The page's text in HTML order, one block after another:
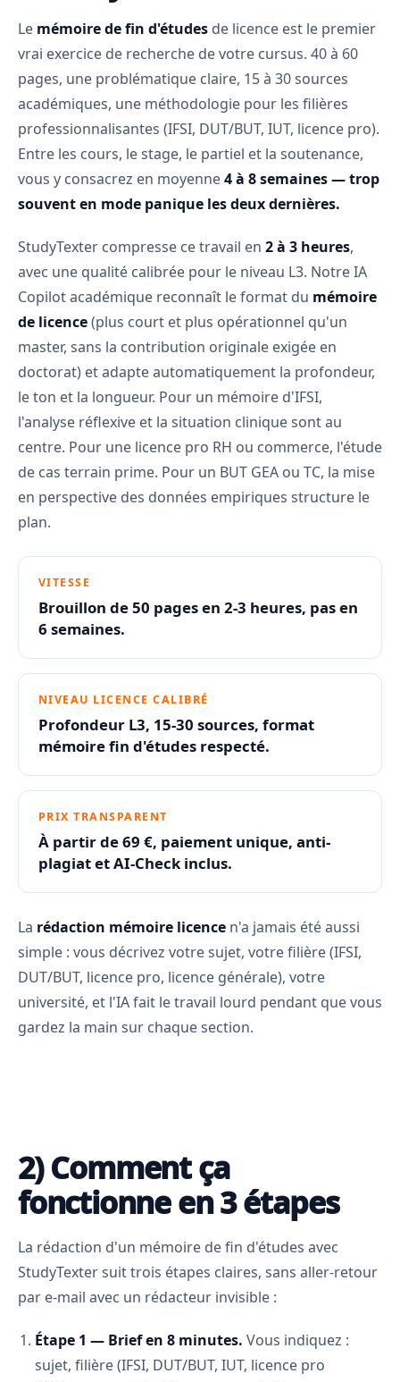
Le mémoire de fin d'études de licence est le premier
vrai exercice de recherche de votre cursus. 40 à 60
pages, une problématique claire, 15 à 30 sources
académiques, une méthodologie pour les filières
professionnalisantes (IFSI, DUT/BUT, IUT, licence pro).
Entre les cours, le stage, le partiel et la soutenance,
vous y consacrez en moyenne4 à 8 semaines — trop
souvent en mode panique les deux dernières.
StudyTexter compresse ce travail en 2 à 3 heures,
avec une qualité calibrée pour le niveau L3. Notre IA
Copilot académique reconnaît le format du mémoire
de licence(plus court et plus opérationnel qu'un
master, sans la contribution originale exigée en
doctorat) et adapte automatiquement la profondeur,
le ton et la longueur. Pour un mémoire d'IFSI,
l'analyse réflexive et la situation clinique sont au
centre. Pour une licence pro RH ou commerce, l'étude
de cas terrain prime. Pour un BUT GEA ou TC, la mise
en perspective des données empiriques structure le
plan.
VITESSE
Brouillon de 50 pages en 2-3 heures, pas en
6 semaines.
NIVEAU LICENCE CALIBRÉ
Profondeur L3, 15-30 sources, format
mémoire fin d'études respecté.
PRIX TRANSPARENT
À partir de 69 €, paiement unique, anti-
plagiat et AI-Check inclus.
La rédaction mémoire licence n'a jamais été aussi
simple : vous décrivez votre sujet, votre filière (IFSI,
DUT/BUT, licence pro, licence générale), votre
université, et l'IA fait le travail lourd pendant que vous
gardez la main sur chaque section.
2) Comment ça
fonctionne en 3 étapes
La rédaction d'un mémoire de fin d'études avec
StudyTexter suit trois étapes claires, sans aller-retour
par e-mail avec un rédacteur invisible :
Étape 1 — Brief en 8 minutes. Vous indiquez :
sujet, filière (IFSI, DUT/BUT, IUT, licence pro